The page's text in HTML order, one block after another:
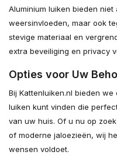
Aluminium luiken bieden
weersinvloeden, maar ook
stevige materiaal en
extra beveiliging en privacy
Opties voor Uw
Bij Kattenluiken.nl bieden
luiken kunt vinden die
van uw huis. Of u nu op
of moderne jaloezieën, wij
wensen voldoet.